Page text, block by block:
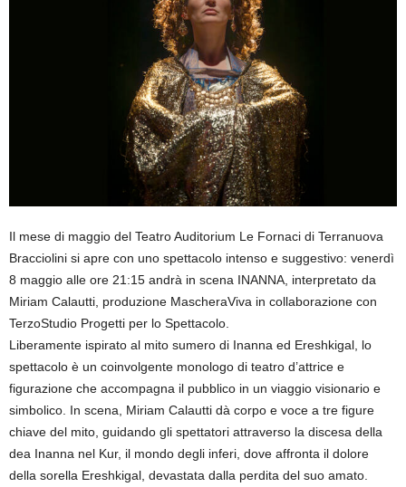
Il mese di maggio del Teatro Auditorium Le Fornaci di Terranuova
Bracciolini si apre con uno spettacolo intenso e suggestivo: venerdì
8 maggio alle ore 21:15 andrà in scena INANNA, interpretato da
Miriam Calautti, produzione MascheraViva in collaborazione con
TerzoStudio Progetti per lo Spettacolo.
Liberamente ispirato al mito sumero di Inanna ed Ereshkigal, lo
spettacolo è un coinvolgente monologo di teatro d’attrice e
figurazione che accompagna il pubblico in un viaggio visionario e
simbolico. In scena, Miriam Calautti dà corpo e voce a tre figure
chiave del mito, guidando gli spettatori attraverso la discesa della
dea Inanna nel Kur, il mondo degli inferi, dove affronta il dolore
della sorella Ereshkigal, devastata dalla perdita del suo amato.